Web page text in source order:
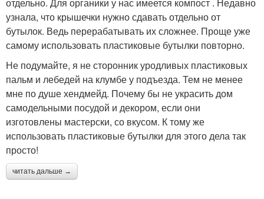
узнала, что крышечки нужно сдавать отдельно от
бутылок. Ведь перерабатывать их сложнее. Проще уже
самому использовать пластиковые бутылки повторно.
Не подумайте, я не сторонник уродливых пластиковых
пальм и лебедей на клумбе у подъезда. Тем не менее
мне по душе хендмейд. Почему бы не украсить дом
самодельными посудой и декором, если они
изготовлены мастерски, со вкусом. К тому же
использовать пластиковые бутылки для этого дела так
просто!
читать дальше →